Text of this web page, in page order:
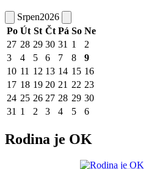
Srpen2026
Po Út St Čt Pá So Ne
27 28 29 30 31 1
2
3
4 5 6 7 8
9
10 11 12 13 14 15 16
17 18 19 20 21 22 23
24 25 26 27 28 29 30
31 1 2 3 4 5 6
Rodina je OK